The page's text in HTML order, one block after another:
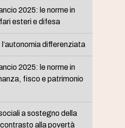
2025: le norme in
esteri e difesa
l’autonomia differenziata
2025: le norme in
fisco e patrimonio
a sostegno della
alla povertà